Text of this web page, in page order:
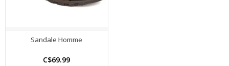
Sandale Homme
C$69.99